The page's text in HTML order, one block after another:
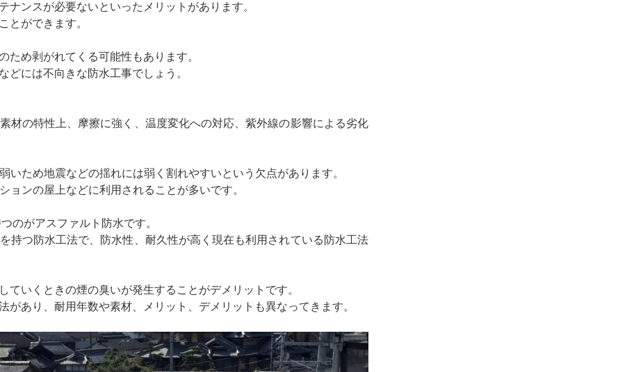
ンスが必要ないといったメリットがあります。
とができます。
ため剥がれてくる可能性もあります。
どには不向きな防水工事でしょう。
材の特性上、摩擦に強く、温度変化への対応、紫外線の影響による劣化
ため地震などの揺れには弱く割れやすいという欠点があります。
ョンの屋上などに利用されることが多いです。
のがアスファルト防水です。
持つ防水工法で、防水性、耐久性が高く現在も利用されている防水工法
いくときの煙の臭いが発生することがデメリットです。
あり、耐用年数や素材、メリット、デメリットも異なってきます。